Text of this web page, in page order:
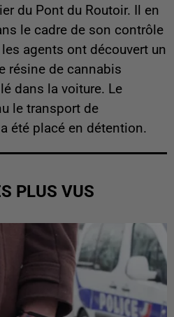
du Pont du Routoir. Il en
le cadre de son contrôle
agents ont découvert un
résine de cannabis
dans la voiture. Le
le transport de
été placé en détention.
PLUS VUS